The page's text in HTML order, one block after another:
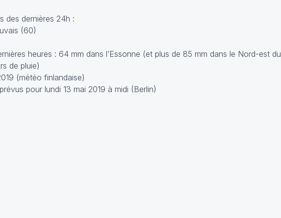
des dernières 24h :
(60)
heures : 64 mm dans l’Essonne (et plus de 85 mm dans le Nord-est du
de pluie)
(météo finlandaise)
pour lundi 13 mai 2019 à midi (Berlin)